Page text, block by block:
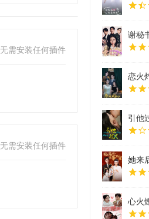
无需安装任何插件
无需安装任何插件
谢秘
恋火
引他
她来
心火